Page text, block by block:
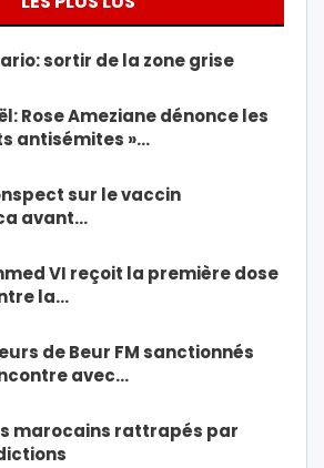
sortir de la zone grise
Rose Ameziane dénonce les
antisémites »…
sur le vaccin
avant…
VI reçoit la première dose
la…
de Beur FM sanctionnés
avec…
marocains rattrapés par